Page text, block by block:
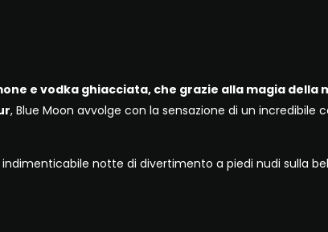
e vodka ghiacciata, che grazie alla magia
, Blue Moon avvolge con la sensazione di un incredibile
notte di divertimento a piedi nudi sulla